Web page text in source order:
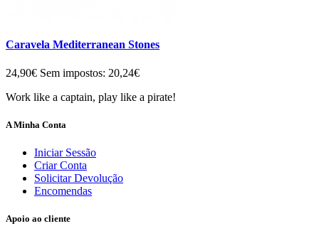
Caravela Mediterranean Stones
24,90€ Sem impostos: 20,24€
Work like a captain, play like a pirate!
A Minha Conta
Iniciar Sessão
Criar Conta
Solicitar Devolução
Encomendas
Apoio ao cliente